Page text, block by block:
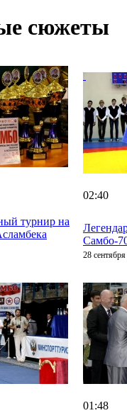
сюжеты
турнир на
02:40
Самбо-
28
01:48